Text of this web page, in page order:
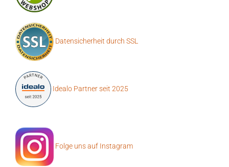
Datensicherheit durch SSL
Idealo Partner seit 2025
Folge uns auf Instagram